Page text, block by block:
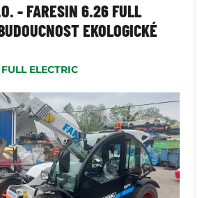
- FARESIN 6.26 FULL
EKOLOGICKÉ
ELECTRIC